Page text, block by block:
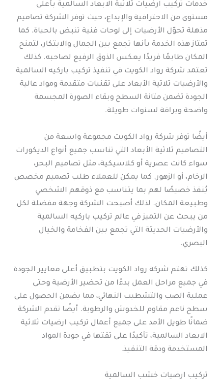
خدمات تركيب ارضيات ثلاثية الابعاد السالمية بأعلى
مستوى من الاحترافية والإبداع، حيث توفر الشركة تصاميم
مذهلة تحوّل الأرضيات إلى لوحات فنية تنبض بالحياة. كما
تمتاز هذه الخدمة بأنها تجمع بين الجمال والابتكار، لتمنح
المكان طابعًا فريدًا يعكس الذوق الرفيع لصاحبه. كذلك
تعتمد شركة رواد الكويت في تنفيذ تركيب باركيه السالمية
والأرضيات ثلاثية الأبعاد على تقنيات متقدمة ومواد عالية
الجودة تضمن متانة السطح وبقاء الصورة المجسمة
واضحة وبراقة لسنوات طويلة.
أيضًا توفر شركة رواد الكويت مجموعة واسعة من
التصاميم ثلاثية الأبعاد التي تناسب جميع أنواع الديكورات
سواء كانت عصرية أو كلاسيكية، مثل تصاميم البحر،
الرخام، أو الزهور. كما يمكن للعملاء طلب تصميم مخصص
يُنفذ خصيصًا لهم بما يتناسب مع ذوقهم الشخصي
وطبيعة المكان. لذلك أصبحت الشركة وجهة مفضلة لكل
من يبحث عن التميز في عالم تركيب باركيه السالمية
والأرضيات الحديثة التي تجمع بين الفخامة والخيال
البصري.
كذلك تهتم شركة رواد الكويت بتطبيق أعلى معايير الجودة
في جميع مراحل العمل بدءًا من تحضير الأرضية وحتى
عملية الصب والتشطيب النهائي، مما يضمن الحصول على
سطح ناعم مقاوم للخدوش والرطوبة. أيضًا تقدم الشركة
ضمانًا طويل الأمد على جميع أعمال تركيب ارضيات ثلاثية
الابعاد السالمية، تأكيدًا على ثقتها في جودة المواد
المستخدمة ودقة التنفيذ.
تركيب ارضيات خشب السالمية